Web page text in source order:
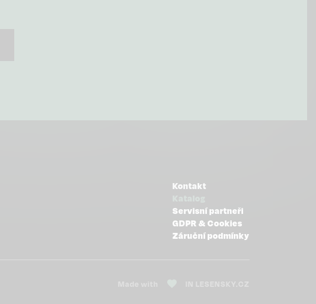
OSTATNÍ
Kontakt
Servisní partneři
GDPR & Cookies
Záruční podmínky